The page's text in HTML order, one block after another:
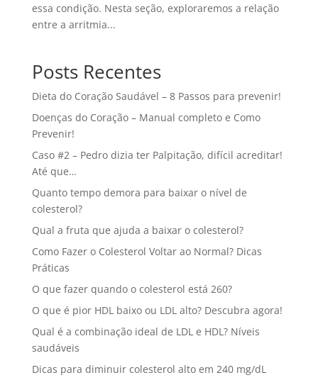
essa condição. Nesta seção, exploraremos a relação
entre a arritmia...
Posts Recentes
Dieta do Coração Saudável – 8 Passos para prevenir!
Doenças do Coração – Manual completo e Como
Prevenir!
Caso #2 – Pedro dizia ter Palpitação, difícil acreditar!
Até que…
Quanto tempo demora para baixar o nível de
colesterol?
Qual a fruta que ajuda a baixar o colesterol?
Como Fazer o Colesterol Voltar ao Normal? Dicas
Práticas
O que fazer quando o colesterol está 260?
O que é pior HDL baixo ou LDL alto? Descubra agora!
Qual é a combinação ideal de LDL e HDL? Níveis
saudáveis
Dicas para diminuir colesterol alto em 240 mg/dL